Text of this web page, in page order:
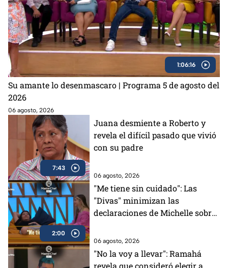
1:06:16
Su amante lo desenmascaro | Programa 5 de agosto del
2026
06 agosto, 2026
7:43
Juana desmiente a Roberto y
revela el difícil pasado que vivió
con su padre
06 agosto, 2026
2:00
"Me tiene sin cuidado": Las
"Divas" minimizan las
declaraciones de Michelle sobre
MasterChef 24/7 (VIDEO)
06 agosto, 2026
"No la voy a llevar": Ramahá